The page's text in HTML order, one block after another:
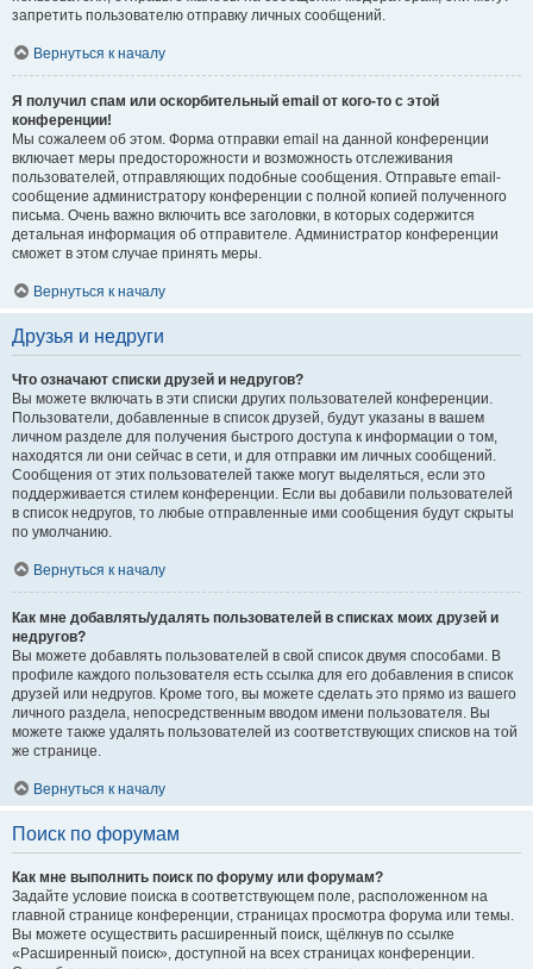
запретить пользователю отправку личных сообщений.
Вернуться к началу
Я получил спам или оскорбительный email от кого-то с этой
конференции!
Мы сожалеем об этом. Форма отправки email на данной конференции
включает меры предосторожности и возможность отслеживания
пользователей, отправляющих подобные сообщения. Отправьте email-
сообщение администратору конференции с полной копией полученного
письма. Очень важно включить все заголовки, в которых содержится
детальная информация об отправителе. Администратор конференции
сможет в этом случае принять меры.
Вернуться к началу
Друзья и недруги
Что означают списки друзей и недругов?
Вы можете включать в эти списки других пользователей конференции.
Пользователи, добавленные в список друзей, будут указаны в вашем
личном разделе для получения быстрого доступа к информации о том,
находятся ли они сейчас в сети, и для отправки им личных сообщений.
Сообщения от этих пользователей также могут выделяться, если это
поддерживается стилем конференции. Если вы добавили пользователей
в список недругов, то любые отправленные ими сообщения будут скрыты
по умолчанию.
Вернуться к началу
Как мне добавлять/удалять пользователей в списках моих друзей и
недругов?
Вы можете добавлять пользователей в свой список двумя способами. В
профиле каждого пользователя есть ссылка для его добавления в список
друзей или недругов. Кроме того, вы можете сделать это прямо из вашего
личного раздела, непосредственным вводом имени пользователя. Вы
можете также удалять пользователей из соответствующих списков на той
же странице.
Вернуться к началу
Поиск по форумам
Как мне выполнить поиск по форуму или форумам?
Задайте условие поиска в соответствующем поле, расположенном на
главной странице конференции, страницах просмотра форума или темы.
Вы можете осуществить расширенный поиск, щёлкнув по ссылке
«Расширенный поиск», доступной на всех страницах конференции.